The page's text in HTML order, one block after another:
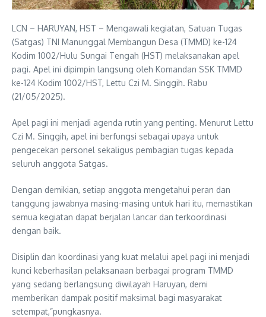
LCN – HARUYAN, HST – Mengawali kegiatan, Satuan Tugas
(Satgas) TNI Manunggal Membangun Desa (TMMD) ke-124
Kodim 1002/Hulu Sungai Tengah (HST) melaksanakan apel
pagi. Apel ini dipimpin langsung oleh Komandan SSK TMMD
ke-124 Kodim 1002/HST, Lettu Czi M. Singgih. Rabu
(21/05/2025).
Apel pagi ini menjadi agenda rutin yang penting. Menurut Lettu
Czi M. Singgih, apel ini berfungsi sebagai upaya untuk
pengecekan personel sekaligus pembagian tugas kepada
seluruh anggota Satgas.
Dengan demikian, setiap anggota mengetahui peran dan
tanggung jawabnya masing-masing untuk hari itu, memastikan
semua kegiatan dapat berjalan lancar dan terkoordinasi
dengan baik.
Disiplin dan koordinasi yang kuat melalui apel pagi ini menjadi
kunci keberhasilan pelaksanaan berbagai program TMMD
yang sedang berlangsung diwilayah Haruyan, demi
memberikan dampak positif maksimal bagi masyarakat
setempat,”pungkasnya.